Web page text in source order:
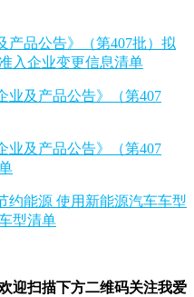
产品公告》（第407批）拟
入企业变更信息清单
业及产品公告》（第407
业及产品公告》（第407
约能源 使用新能源汽车车型
型清单
迎扫描下方二维码关注我爱